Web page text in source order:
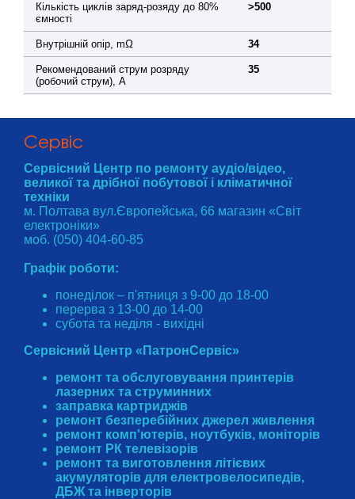
Кількість циклів заряд-розяду до 80%
ємності
>500
Внутрішній опір, mΩ 34
Рекомендований струм розряду
(робочий струм), A
35
Cервіс
Сервісний Центр по ремонту аудіо/відео,
великої та дрібної побутової і кліматичної
техніки
м. Полтава вул.Європейська, 66 магазин «Світ
електроніки»
моб. (050) 404-60-85
Графік роботи:
понеділок – п'ятниця з 9-00 до 18-00
перерва з 13-00 до 14-00
субота та неділя - вихідні
Сервісний Центр «ПатронСервіс»
ремонт та обслуговування принтерів
лазерних та струминних
заправка картриджів
ремонт безперебійних джерел живлення
ремонт комп'ютерів, ноутбуків, моніторів
ремонт РК телевізорів
ремонт та виготовлення літієвих
акумуляторів для електровелосипедів,
ДБЖ та інверторів